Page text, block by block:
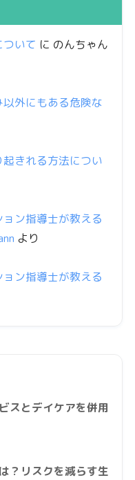
いて に のんちゃん
外にもある危険な
きれる方法につい
ン指導士が教える
より
ン指導士が教える
スとデイケアを併用
？リスクを減らす生